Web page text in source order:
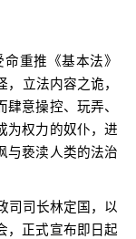
重推《基本法》
立法内容之诡，
意操控、玩弄、
为权力的奴仆，进
与亵渎人类的法治
司司长林定国，以
，正式宣布即日起